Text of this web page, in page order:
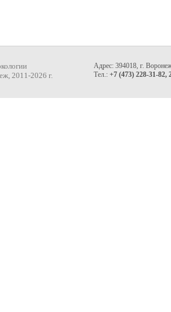
2011-2026 г.
Адрес: 394018, г.
Тел.: +7 (473) 228-31-82,